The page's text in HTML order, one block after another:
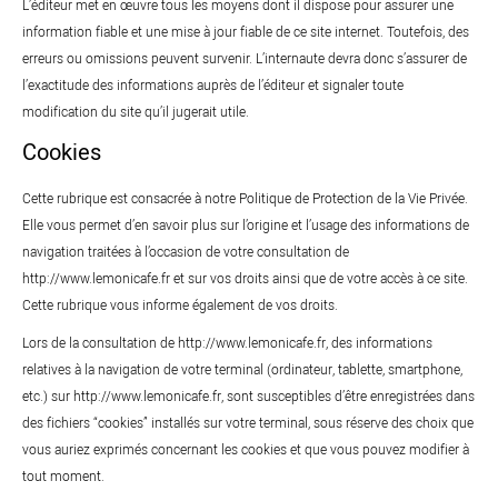
L’éditeur met en œuvre tous les moyens dont il dispose pour assurer une
information fiable et une mise à jour fiable de ce site internet. Toutefois, des
erreurs ou omissions peuvent survenir. L’internaute devra donc s’assurer de
l’exactitude des informations auprès de l’éditeur et signaler toute
modification du site qu’il jugerait utile.
Cookies
Cette rubrique est consacrée à notre Politique de Protection de la Vie Privée.
Elle vous permet d’en savoir plus sur l’origine et l’usage des informations de
navigation traitées à l’occasion de votre consultation de
http://www.lemonicafe.fr et sur vos droits ainsi que de votre accès à ce site.
Cette rubrique vous informe également de vos droits.
Lors de la consultation de http://www.lemonicafe.fr, des informations
relatives à la navigation de votre terminal (ordinateur, tablette, smartphone,
etc.) sur http://www.lemonicafe.fr, sont susceptibles d’être enregistrées dans
des fichiers “cookies” installés sur votre terminal, sous réserve des choix que
vous auriez exprimés concernant les cookies et que vous pouvez modifier à
tout moment.